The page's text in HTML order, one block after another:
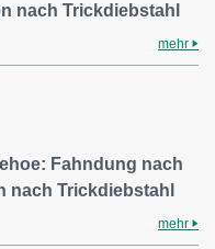
nach Trickdiebstahl
mehr
Fahndung nach
nach Trickdiebstahl
mehr